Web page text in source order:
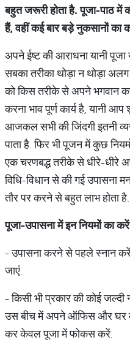
बहुत जरूरी होता है. पूजा-पाठ में
हैं, वहीं कई बार बड़े नुकसानों का
अपने ईष्ट की आराधना यानी
सबका तरीका थोड़ा न थोड़ा
को किस तरीके से अपने भगवान
करना भाव पूर्ण कार्य है, यानी
आजकल सभी की जिंदगी इतनी
पाता है. फिर भी पूजन में कुछ
एक चरणबद्ध तरीके से धीरे-धीरे
विधि-विधान से की गई उपासना
तौर पर करने से बहुत लाभ होता है.
पूजा-उपासनामेंइननियमोंकाकरें
- उपासना करने से पहले स्नान
जाएं.
- किसी भी प्रकार की कोई
उस बीच में अपने ऑफिस और घर
कर केवल पूजा में फोकस करें.